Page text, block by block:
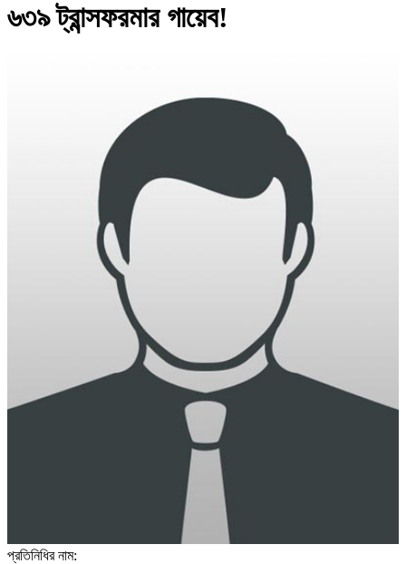
৬৩৯ ট্রান্সফরমার গায়েব!
প্রতিনিধির নাম: